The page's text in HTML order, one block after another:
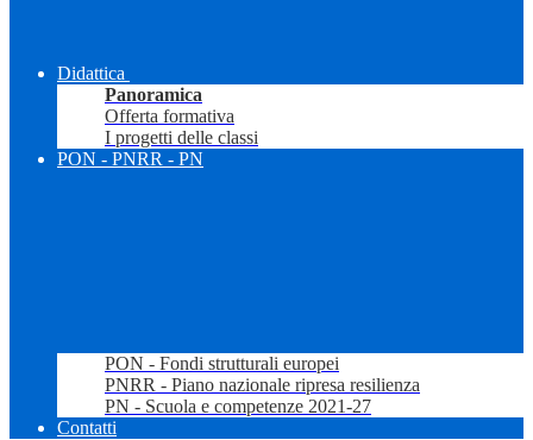
Didattica
Panoramica
Offerta formativa
I progetti delle classi
PON - PNRR - PN
PON - Fondi strutturali europei
PNRR - Piano nazionale ripresa resilienza
PN - Scuola e competenze 2021-27
Contatti